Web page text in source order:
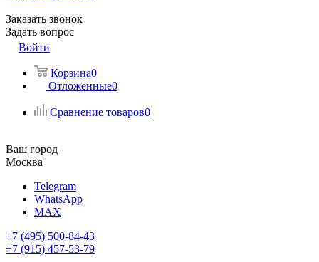
Заказать звонок
Задать вопрос
Войти
Корзина0
Отложенные0
Сравнение товаров0
Ваш город
Москва
Telegram
WhatsApp
MAX
+7 (495) 500-84-43
+7 (915) 457-53-79